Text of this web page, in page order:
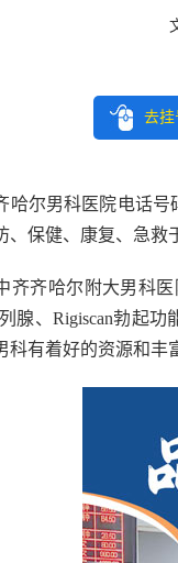
去挂
哈尔男科医院电话号
、保健、康复、急救
齐哈尔附大男科医
腺、Rigiscan勃起
科有着好的资源和丰